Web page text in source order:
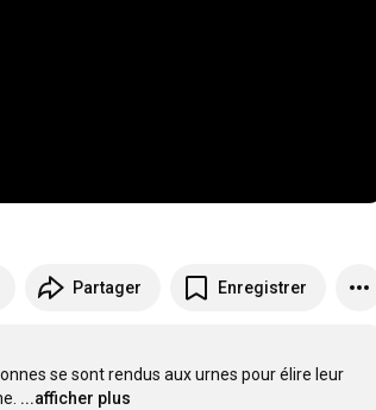
Partager Enregistrer
se sont rendus aux urnes pour élire leur
...afficher plus